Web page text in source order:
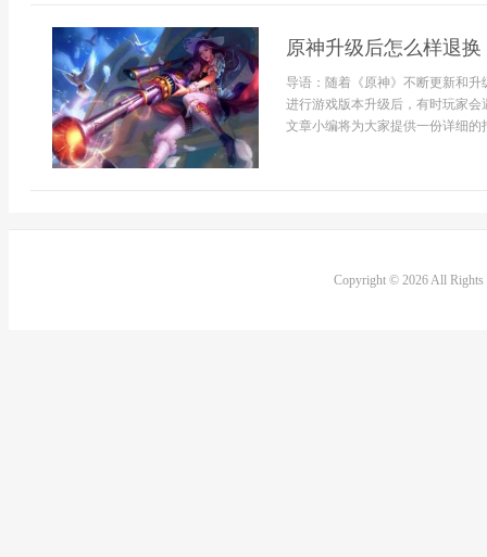
原神升级后怎么样退
导语：随着《原神》不断更新和
进行游戏版本升级后，有时玩家
文章小编将为大家提供一份详细
Copyright © 2026 All